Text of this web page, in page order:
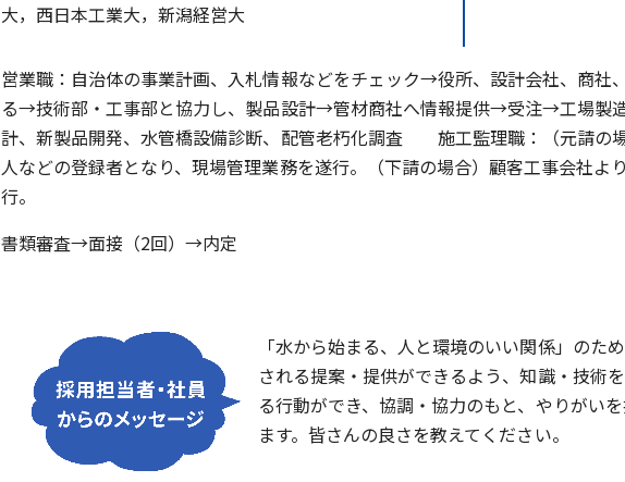
大，西日本工業大，新潟経営大
営業職：自治体の事業計画、入札情報などをチェック→役所、設計会社、商社
る→技術部・工事部と協力し、製品設計→管材商社へ情報提供→受注→工場
計、新製品開発、水管橋設備診断、配管老朽化調査 施工監理職：（元請の
人などの登録者となり、現場管理業務を遂行。（下請の場合）顧客工事会社
行。
書類審査→面接（2回）→内定
「水から始まる、人と環境のいい関係」のた
される提案・提供ができるよう、知識・技術
る行動ができ、協調・協力のもと、やりがい
ます。皆さんの良さを教えてください。